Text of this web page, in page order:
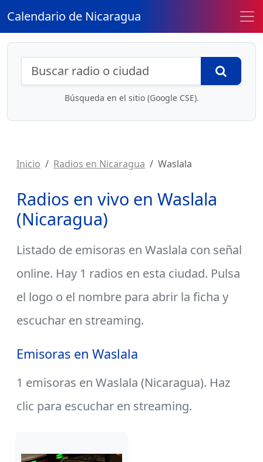
Calendario de Nicaragua
Búsqueda de radios y contenidos
Búsqueda en el sitio (Google CSE).
Inicio Radios en Nicaragua Waslala
Radios en vivo en Waslala
(Nicaragua)
Listado de emisoras en Waslala con señal
online. Hay 1 radios en esta ciudad. Pulsa
el logo o el nombre para abrir la ficha y
escuchar en streaming.
Emisoras en Waslala
1 emisoras en Waslala (Nicaragua). Haz
clic para escuchar en streaming.